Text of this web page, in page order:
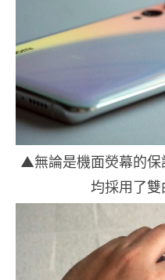
▲無論是機面熒幕的保
均採用了雙